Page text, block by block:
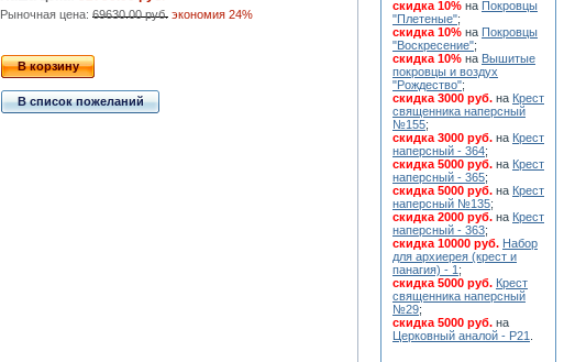
Рыночная цена: 69630.00 руб. экономия 24%
В корзину
В список пожеланий
скидка 10% на Покровцы
"Плетеные";
скидка 10% на Покровцы
"Воскресение";
скидка 10% на Вышитые
покровцы и воздух
"Рождество";
скидка 3000 руб. на Крест
священника наперсный
№155;
скидка 3000 руб. на Крест
наперсный - 364;
скидка 5000 руб. на Крест
наперсный - 365;
скидка 5000 руб. на Крест
наперсный №135;
скидка 2000 руб. на Крест
наперсный - 363;
скидка 10000 руб. Набор
для архиерея (крест и
панагия) - 1 ;
скидка 5000 руб. Крест
священника наперсный
№29;
скидка 5000 руб. на
Церковный аналой - Р21